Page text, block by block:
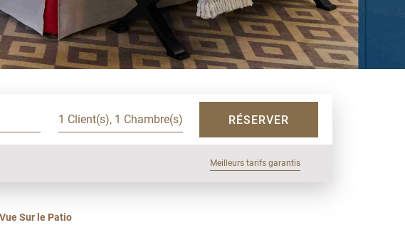
1 Client(s), 1 Chambre(s) RÉSERVER
Meilleurs tarifs garantis
Sur le Patio